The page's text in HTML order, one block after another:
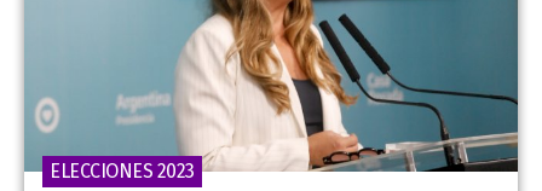
ELECCIONES 2023